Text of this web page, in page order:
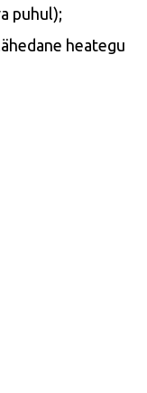
puhul);
heategu